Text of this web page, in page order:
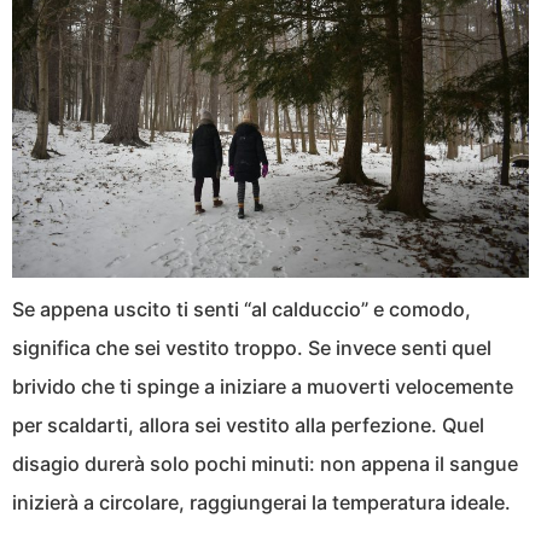
Se appena uscito ti senti “al calduccio” e comodo,
significa che sei vestito troppo. Se invece senti quel
brivido che ti spinge a iniziare a muoverti velocemente
per scaldarti, allora sei vestito alla perfezione. Quel
disagio durerà solo pochi minuti: non appena il sangue
inizierà a circolare, raggiungerai la temperatura ideale.